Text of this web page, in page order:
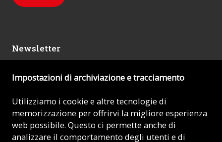
Newsletter
Mi iscrivo
© 2026 - AIUTO ALLA CHIESA CHE SOFFRE (ACN)
Impostazioni di archiviazione e tracciamento
Utilizziamo i cookie e altre tecnologie di
memorizzazione per offrirvi la migliore esperienza
web possibile. Questo ci permette anche di
analizzare il comportamento degli utenti e di